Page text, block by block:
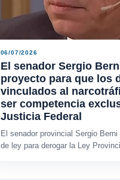
06/07/2026
El senador Sergio
proyecto para que los
vinculados al
ser competencia
Justicia Federal
El senador provincial Sergio
de ley para derogar la Ley